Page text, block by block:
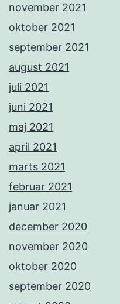
november 2021
oktober 2021
september 2021
august 2021
juli 2021
juni 2021
maj 2021
april 2021
marts 2021
februar 2021
januar 2021
december 2020
november 2020
oktober 2020
september 2020